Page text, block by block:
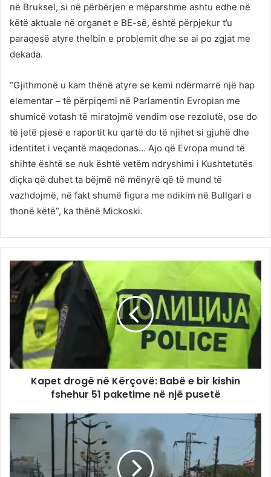
në Bruksel, si në përbërjen e mëparshme ashtu edhe në
këtë aktuale në organet e BE-së, është përpjekur t’u
paraqesë atyre thelbin e problemit dhe se ai po zgjat me
dekada.
“Gjithmonë u kam thënë atyre se kemi ndërmarrë një hap
elementar – të përpiqemi në Parlamentin Evropian me
shumicë votash të miratojmë vendim ose rezolutë, ose do
të jetë pjesë e raportit ku qartë do të njihet si gjuhë dhe
identitet i veçantë maqedonas… Ajo që Evropa mund të
shihte është se nuk është vetëm ndryshimi i Kushtetutës
diçka që duhet ta bëjmë në mënyrë që të mund të
vazhdojmë, në fakt shumë figura me ndikim në Bullgari e
thonë këtë”, ka thënë Mickoski.
Kapet drogë në Kërçovë: Babë e bir kishin
fshehur 51 paketime në një pusetë